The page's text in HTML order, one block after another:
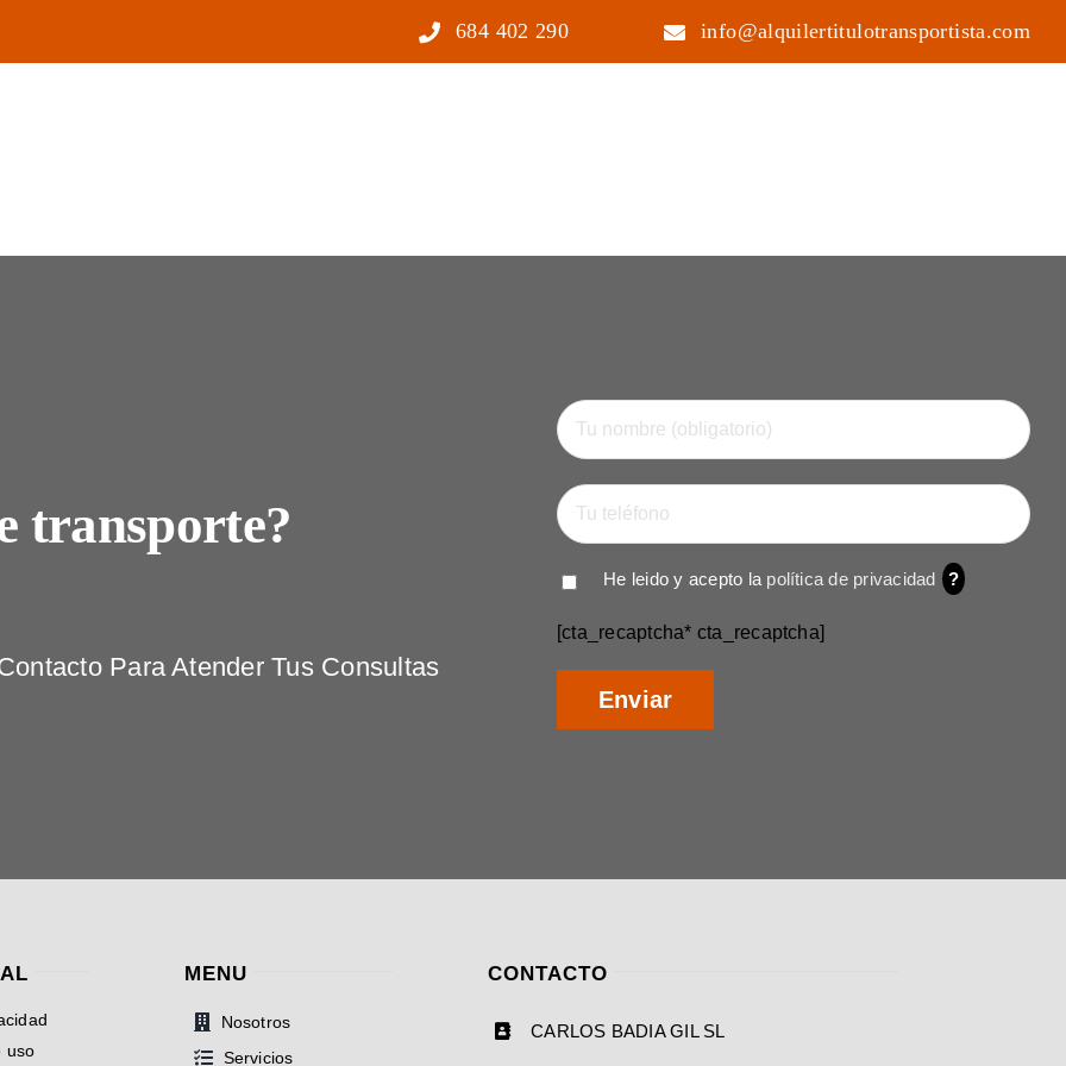
684 402 290 info@alquilertitulotransportista.com
transporte?
Para Atender Tus Consultas
He leido y acepto la política de privacidad ?
[cta_recaptcha* cta_recaptcha]
uso
MENU
Nosotros
Servicios
CONTACTO
CARLOS BADIA GIL SL